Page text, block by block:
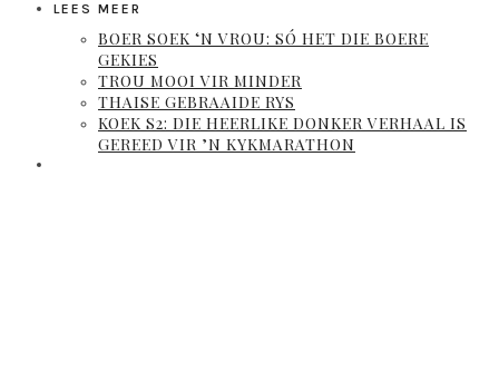
LEES MEER
BOER SOEK ‘N VROU: SÓ HET DIE BOERE
GEKIES
TROU MOOI VIR MINDER
THAISE GEBRAAIDE RYS
KOEK S2: DIE HEERLIKE DONKER VERHAAL IS
GEREED VIR ’N KYKMARATHON